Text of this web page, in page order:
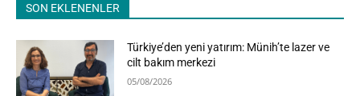
SON EKLENENLER
Türkiye’den yeni yatırım: Münih’te lazer ve
cilt bakım merkezi
05/08/2026